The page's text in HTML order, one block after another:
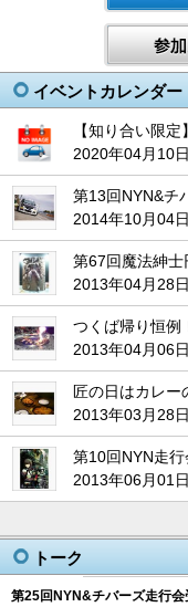
イベントカレンダー
【知り合い限
2020年04月10日
第13回NYN&チ
2014年10月04日
第67回魔法紳士
2013年04月28
つくば帰り恒例
2013年04月06日
匠の日はカレー
2013年03月28
第10回NYN走行
2013年06月01日
トーク
第25回NYN&チバーズ走行会